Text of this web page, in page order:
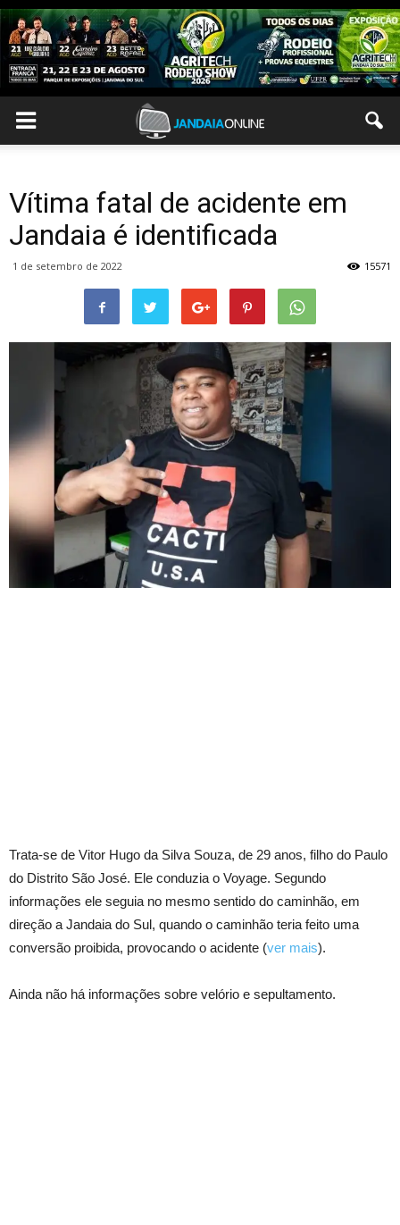
Vítima fatal de acidente em
Jandaia é identificada
1 de setembro de 2022 15571
Trata-se de Vitor Hugo da Silva Souza, de 29 anos, filho do Paulo
do Distrito São José. Ele conduzia o Voyage. Segundo
informações ele seguia no mesmo sentido do caminhão, em
direção a Jandaia do Sul, quando o caminhão teria feito uma
conversão proibida, provocando o acidente (ver mais).
Ainda não há informações sobre velório e sepultamento.